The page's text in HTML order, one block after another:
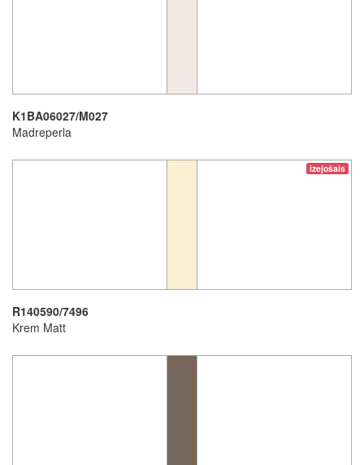
K1BA06027/M027
Madreperla
izejošais
R140590/7496
Krem Matt